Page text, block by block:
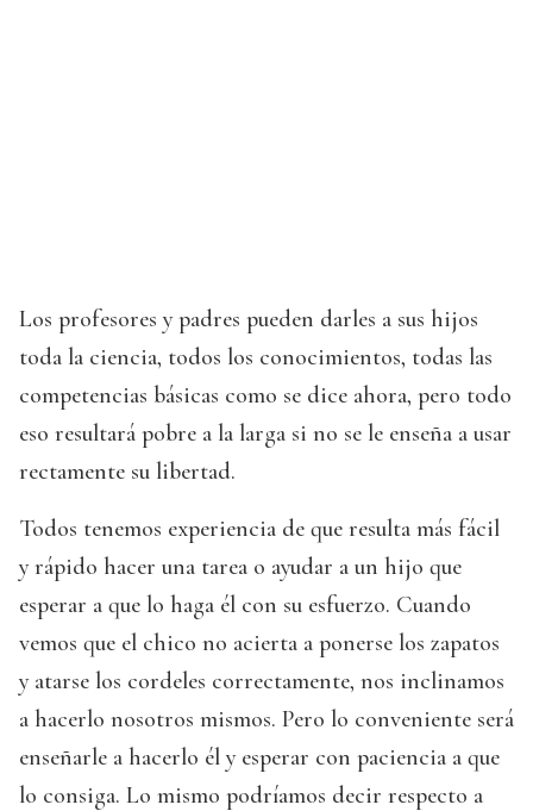
Los profesores y padres pueden darles a sus hijos
toda la ciencia, todos los conocimientos, todas las
competencias básicas como se dice ahora, pero todo
eso resultará pobre a la larga si no se le enseña a usar
rectamente su libertad.
Todos tenemos experiencia de que resulta más fácil
y rápido hacer una tarea o ayudar a un hijo que
esperar a que lo haga él con su esfuerzo. Cuando
vemos que el chico no acierta a ponerse los zapatos
y atarse los cordeles correctamente, nos inclinamos
a hacerlo nosotros mismos. Pero lo conveniente será
enseñarle a hacerlo él y esperar con paciencia a que
lo consiga. Lo mismo podríamos decir respecto a